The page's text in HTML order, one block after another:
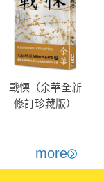
戰慄（余華全新
修訂珍藏版）
more